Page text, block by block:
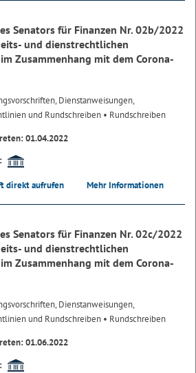
Senators für Finanzen Nr. 02b/2022
und dienstrechtlichen
Zusammenhang mit dem Corona-
Dienstanweisungen,
und Rundschreiben • Rundschreiben
01.04.2022
direkt aufrufen Mehr Informationen
Senators für Finanzen Nr. 02c/2022
und dienstrechtlichen
Zusammenhang mit dem Corona-
Dienstanweisungen,
und Rundschreiben • Rundschreiben
01.06.2022